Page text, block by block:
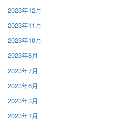
2023年12月
2023年11月
2023年10月
2023年8月
2023年7月
2023年6月
2023年3月
2023年1月